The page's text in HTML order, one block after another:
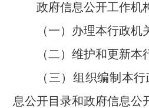
政府信息公开工作机
（一）办理本行政
（二）维护和更新
（三）组织编制本
息公开目录和政府信息公